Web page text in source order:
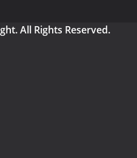
All Rights Reserved.